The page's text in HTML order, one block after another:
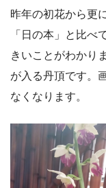
昨年の初花から更
「日の本」と比べ
きいことがわかり
が入る丹頂です。
なくなります。